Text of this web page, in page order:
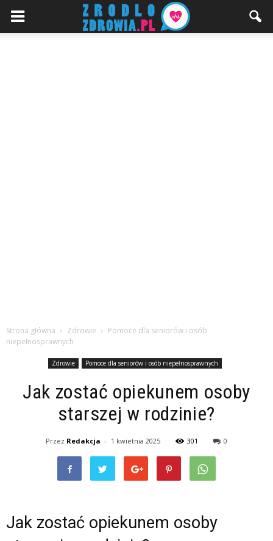
Strona główna Zdrowie
Pomoce dla seniorów i osób
niepełnosprawnych
Zdrowie Pomoce dla seniorów i osób niepełnosprawnych
Jak zostać opiekunem osoby
starszej w rodzinie?
Przez Redakcja - 1 kwietnia 2025 301 0
Jak zostać opiekunem osoby